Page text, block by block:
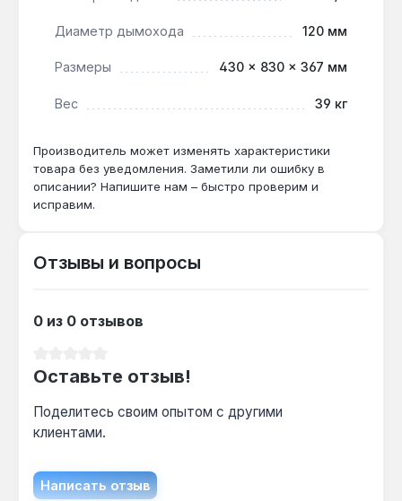
ГВС 11.5 л/мин вместо 13.8 л/мин, что
Как часто нужно обслуживать
При жёсткости воды выше 7 °dH
рекомендована ежегодная промывка — иначе
снижение КПД на 5-10% из-за накипи.
Диаметр дымохода 120 мм
Размеры 430 × 830 × 367 мм
Вес 39 кг
Производитель может изменять характеристики
товара без уведомления. Заметили ли ошибку в
описании? Напишите нам – быстро проверим и
исправим.
Отзывы и вопросы
0 из 0 отзывов
Оставьте отзыв!
Поделитесь своим опытом с другими
клиентами.
Написать отзыв